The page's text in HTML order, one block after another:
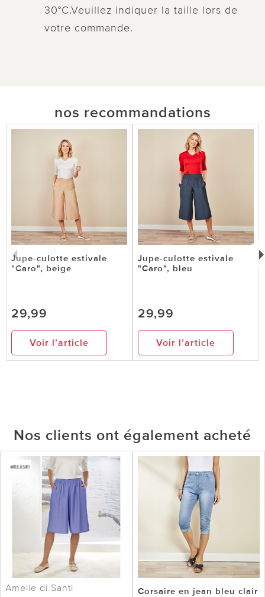
30°C.Veuillez indiquer la taille lors de
votre commande.
nos recommandations
Jupe-culotte estivale
"Caro", beige
29,99
Voir l’article
Jupe-culotte estivale
"Caro", bleu
29,99
Voir l’article
Nos clients ont également acheté
Amelie di Santi
Corsaire en jean bleu clair